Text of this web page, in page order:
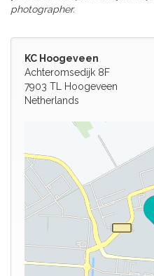
photographer.
KC Hoogeveen
Achteromsedijk 8F
7903 TL Hoogeveen
Netherlands